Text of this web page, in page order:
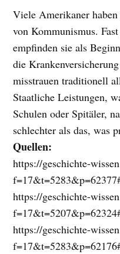
Viele Amerikaner
von Kommunismus.
empfinden sie als
die
misstrauen traditionell
Staatliche Leistungen,
Schulen oder Spitäler,
schlechter als das, was
Quellen:
https://geschichte-
https://geschichte-
https://geschichte-